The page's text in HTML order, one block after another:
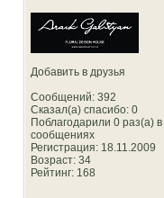
Добавить в друзья
Сообщений: 392
Сказал(а) спасибо: 0
Поблагодарили 0 раз(а)
сообщениях
Регистрация: 18.11.2009
Возраст: 34
Рейтинг: 168